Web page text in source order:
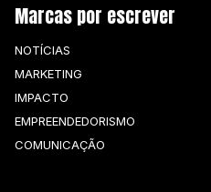
Marcas por escrever
NOTÍCIAS
MARKETING
IMPACTO
EMPREENDEDORISMO
COMUNICAÇÃO